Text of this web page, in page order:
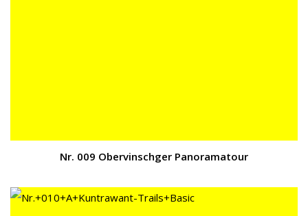
Nr. 009 Obervinschger Panoramatour